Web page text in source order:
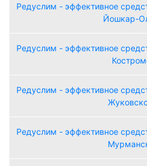
Редуслим - эффективное
Йошкар-
Редуслим - эффективное
Редуслим - эффективное
Редуслим - эффективное